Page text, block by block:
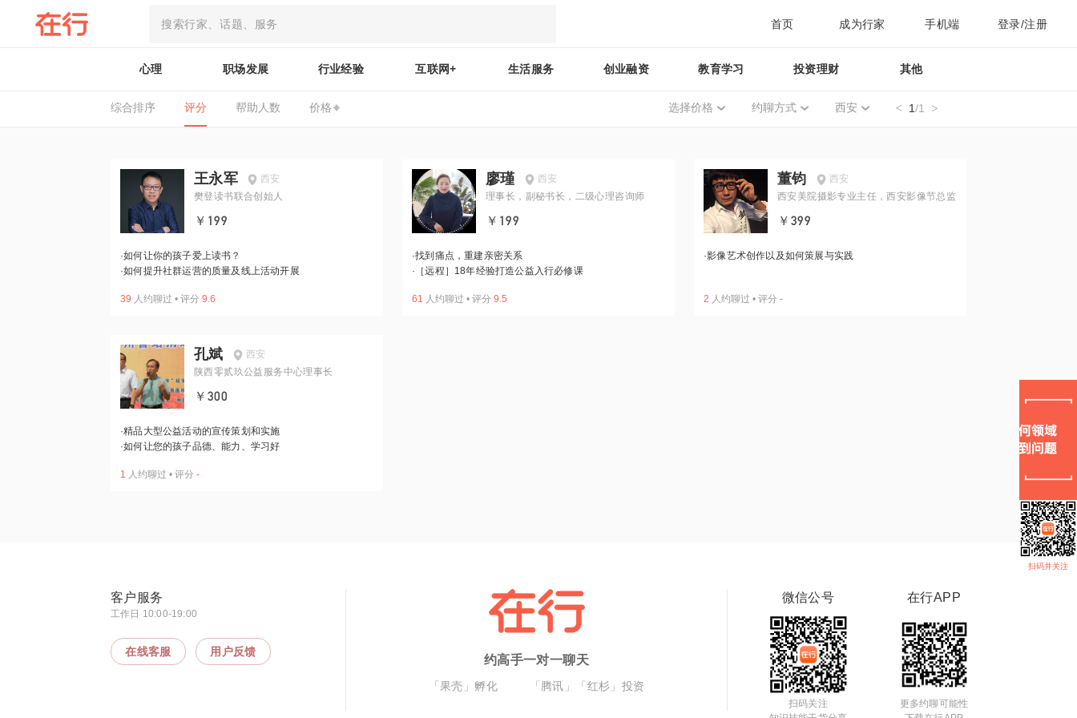
首页 成为行家 手机端 登录/注册
心理 职场发展 行业经验 互联网+ 生活服务 创业融资 教育学习 投资理财 其他
综合排序 评分 帮助人数 价格 选择价格 约聊方式 西安 1/1
王永军
西安
樊登读书联合创始人
￥199
·如何让你的孩子爱上读书？
·如何提升社群运营的质量及线上活动开展
39 人约聊过 • 评分 9.6
廖瑾
西安
理事长，副秘书长，二级心理咨询师
￥199
·找到痛点，重建亲密关系
· ［远程］18年经验打造公益入行必修课
61 人约聊过 • 评分 9.5
董钧
西安
西安美院摄影专业主任，西安影像节总监
￥399
·影像艺术创作以及如何策展与实践
2 人约聊过 • 评分 -
孔斌
西安
陕西零贰玖公益服务中心理事长
￥300
·精品大型公益活动的宣传策划和实施
·如何让您的孩子品德、能力、学习好
1 人约聊过 • 评分 -
扫码并关注
客户服务
工作日 10:00-19:00
在线客服 用户反馈
约高手一对一聊天
「果壳」孵化 「腾讯」「红杉」投资
微信公号
扫码关注
在行APP
更多约聊可能性